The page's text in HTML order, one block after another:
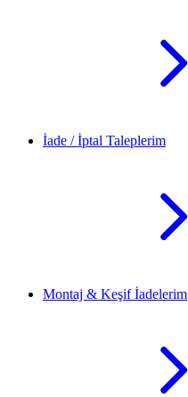
İade / İptal Taleplerim
Montaj & Keşif İadelerim